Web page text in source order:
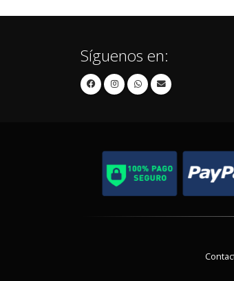
Síguenos en: